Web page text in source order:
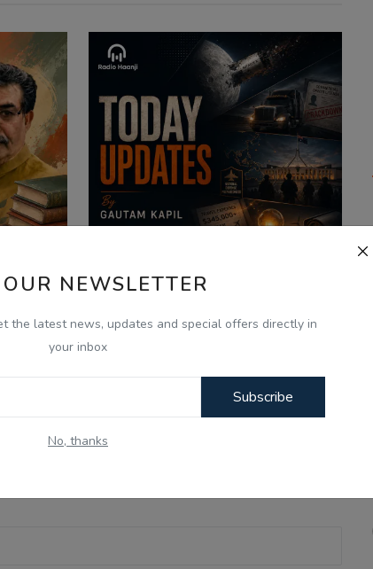
NEWSLETTER
the latest news, updates and special offers directly in
your inbox
Subscribe
No, thanks
Aug 6, 2026
SpaceX Moon Crash, US Truc...